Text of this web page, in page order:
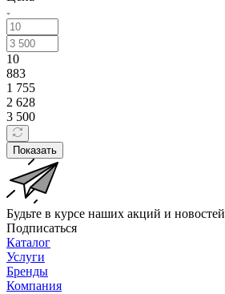
10
883
1 755
2 628
3 500
Показать
Будьте в курсе наших акций и новостей
Подписаться
Каталог
Услуги
Бренды
Компания